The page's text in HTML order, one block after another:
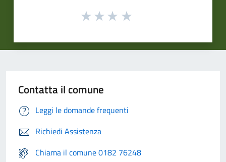
Contatta il comune
Leggi le domande frequenti
Richiedi Assistenza
Chiama il comune 0182 76248